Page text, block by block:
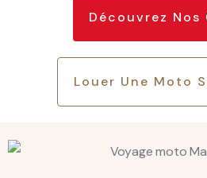
Découvrez
Louer Une Moto